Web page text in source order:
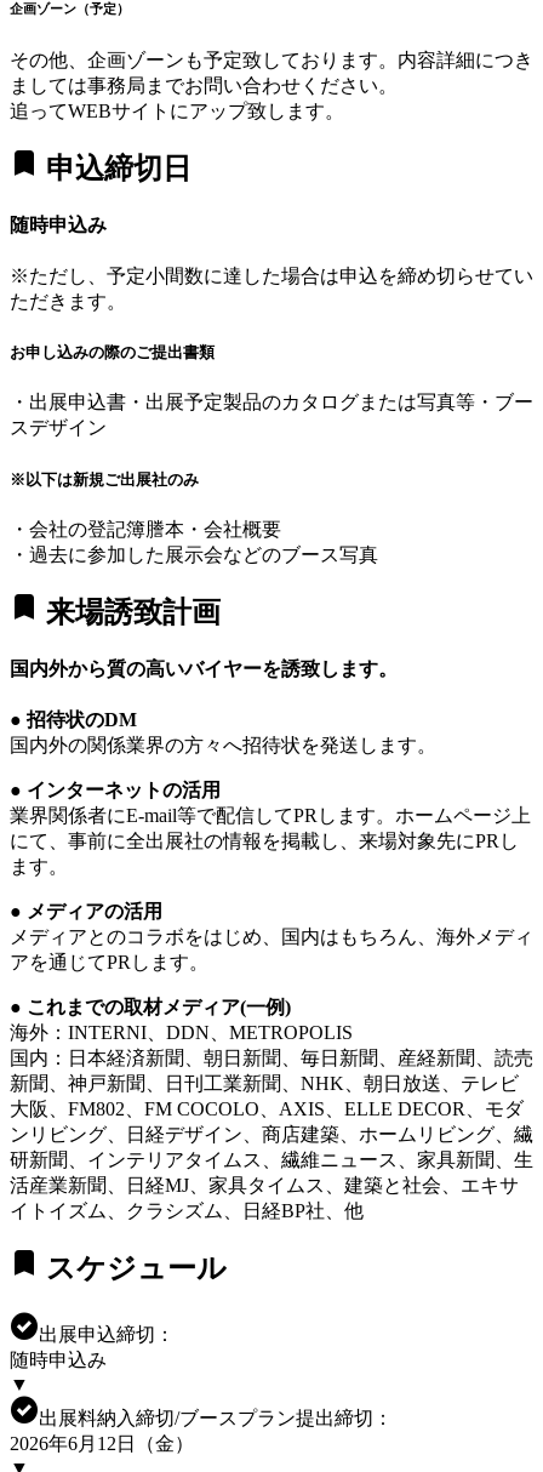
企画ゾーン（予定）
その他、企画ゾーンも予定致しております。内容詳細につき
ましては事務局までお問い合わせください。
追ってWEBサイトにアップ致します。
bookmark 申込締切日
随時申込み
※ただし、予定小間数に達した場合は申込を締め切らせてい
ただきます。
お申し込みの際のご提出書類
・出展申込書・出展予定製品のカタログまたは写真等・ブー
スデザイン
※以下は新規ご出展社のみ
・会社の登記簿謄本・会社概要
・過去に参加した展示会などのブース写真
bookmark 来場誘致計画
国内外から質の高いバイヤーを誘致します。
● 招待状のDM
国内外の関係業界の方々へ招待状を発送します。
● インターネットの活用
業界関係者にE-mail等で配信してPRします。ホームページ上
にて、事前に全出展社の情報を掲載し、来場対象先にPRし
ます。
● メディアの活用
メディアとのコラボをはじめ、国内はもちろん、海外メディ
アを通じてPRします。
● これまでの取材メディア(一例)
海外：INTERNI、DDN、METROPOLIS
国内：日本経済新聞、朝日新聞、毎日新聞、産経新聞、読売
新聞、神戸新聞、日刊工業新聞、NHK、朝日放送、テレビ
大阪、FM802、FM COCOLO、AXIS、ELLE DECOR、モダ
ンリビング、日経デザイン、商店建築、ホームリビング、繊
研新聞、インテリアタイムス、繊維ニュース、家具新聞、生
活産業新聞、日経MJ、家具タイムス、建築と社会、エキサ
イトイズム、クラシズム、日経BP社、他
bookmark スケジュール
check_circle出展申込締切：
随時申込み
▼
check_circle出展料納入締切/ブースプラン提出締切：
2026年6月12日（金）
▼